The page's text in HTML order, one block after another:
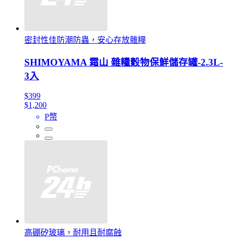
密封性佳防潮防蟲，安心存放雜糧
SHIMOYAMA 霜山 雜糧穀物保鮮儲存罐-2.3L-
3入
$399
$1,200
P幣
高硼矽玻璃，耐用且耐腐蝕